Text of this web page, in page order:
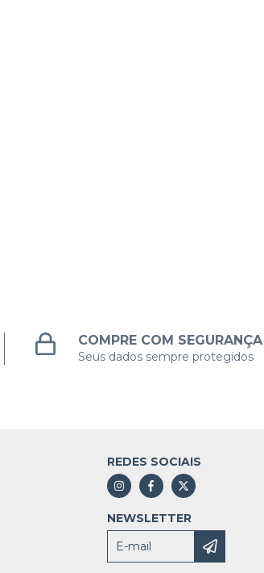
COMPRE COM SEGURANÇA
Seus dados sempre protegidos
REDES SOCIAIS
NEWSLETTER